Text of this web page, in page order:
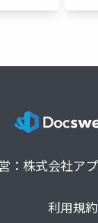
：株式会社ア
利用規約